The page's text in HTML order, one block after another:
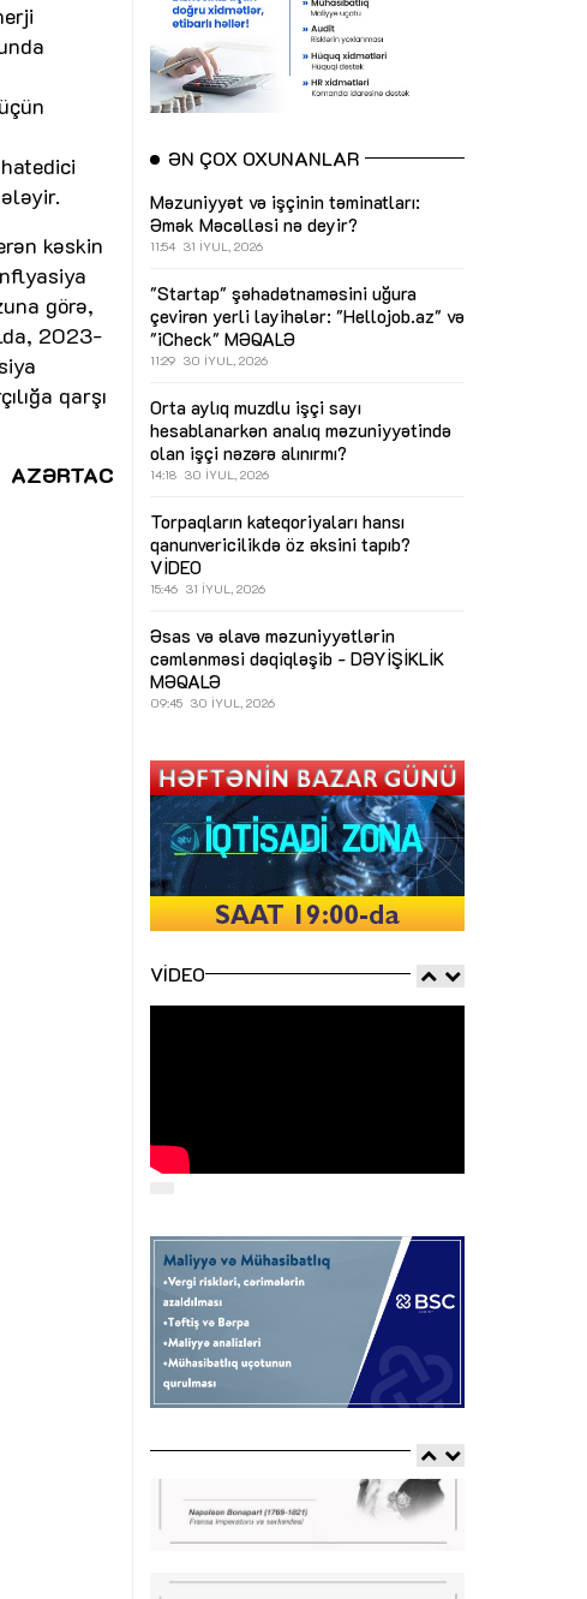
kəskin
görə,
2023-
qarşı
AZƏRTAC
ƏN ÇOX OXUNANLAR
Məzuniyyət və işçinin təminatları:
Əmək Məcəlləsi nə deyir?
11:54 31 İYUL, 2026
"Startap" şəhadətnaməsini uğura
çevirən yerli layihələr: "Hellojob.az" və
"iCheck" MƏQALƏ
11:29 30 İYUL, 2026
Orta aylıq muzdlu işçi sayı
hesablanarkən analıq məzuniyyətində
olan işçi nəzərə alınırmı?
14:18 30 İYUL, 2026
Torpaqların kateqoriyaları hansı
qanunvericilikdə öz əksini tapıb?
VİDEO
15:46 31 İYUL, 2026
Əsas və əlavə məzuniyyətlərin
cəmlənməsi dəqiqləşib - DƏYİŞİKLİK
MƏQALƏ
09:45 30 İYUL, 2026
VIDEO